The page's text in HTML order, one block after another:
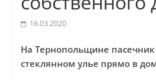
16.03.2020
На Тернопольщине пасечник
стеклянном улье прямо в